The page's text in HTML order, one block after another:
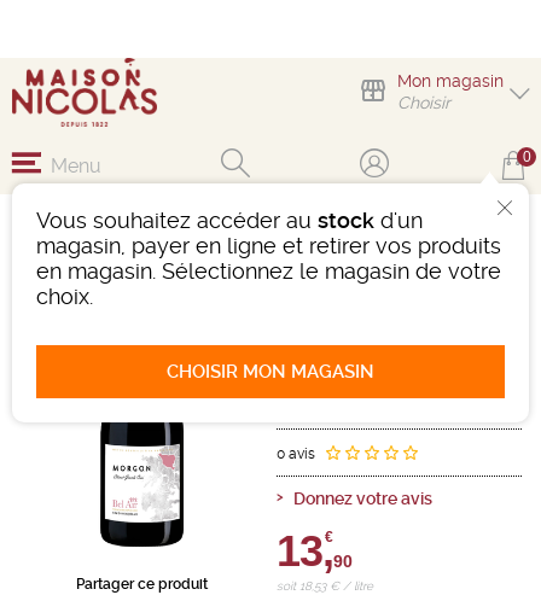
Mon magasin
Choisir
Vous souhaitez accéder au stock d'un
magasin, payer en ligne et retirer vos produits
en magasin. Sélectionnez le magasin de votre
choix.
CHOISIR MON MAGASIN
Menu 0
Partager ce produit
MORGON LES GRANDS
CRAS
0 avis
Donnez votre avis
13,
€
90
soit 18,53 € / litre